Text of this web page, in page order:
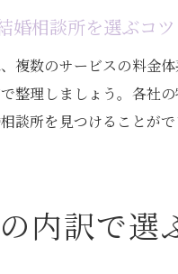
婚相談所を選ぶコツ
複数のサービスの料金
整理しましょう。各社
談所を見つけることがで
内訳で選